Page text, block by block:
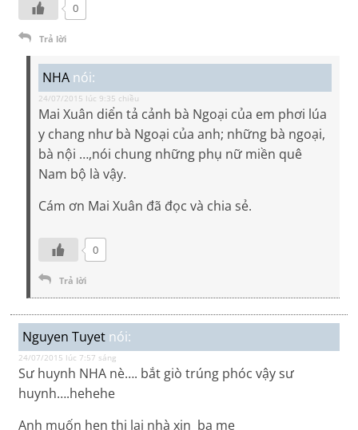
0
Trả lời
NHA nói:
24/07/2015 lúc 9:35 chiều
Mai Xuân diển tả cảnh bà Ngoại của em phơi lúa
y chang như bà Ngoại của anh; những bà ngoại,
bà nội …,nói chung những phụ nữ miền quê
Nam bộ là vậy.
Cám ơn Mai Xuân đã đọc và chia sẻ.
0
Trả lời
Nguyen Tuyet nói:
24/07/2015 lúc 7:57 sáng
Sư huynh NHA nè…. bắt giò trúng phóc vậy sư
huynh….hehehe
Anh muốn hẹn thi lại nhà xin ba mẹ